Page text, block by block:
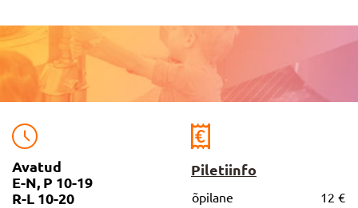
Avatud
E-N, P 10-19
R-L 10-20
Piletiinfo
õpilane
12 €